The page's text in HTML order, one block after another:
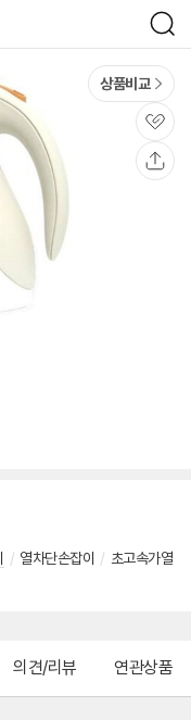
검
색
상품비교
관
심
/ 열차단손잡이 / 초고속가열
의견/리뷰 연관상품